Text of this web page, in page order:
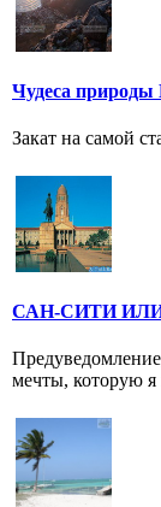
Чудеса
Закат на самой
САН-СИТИ
мечты, которую я